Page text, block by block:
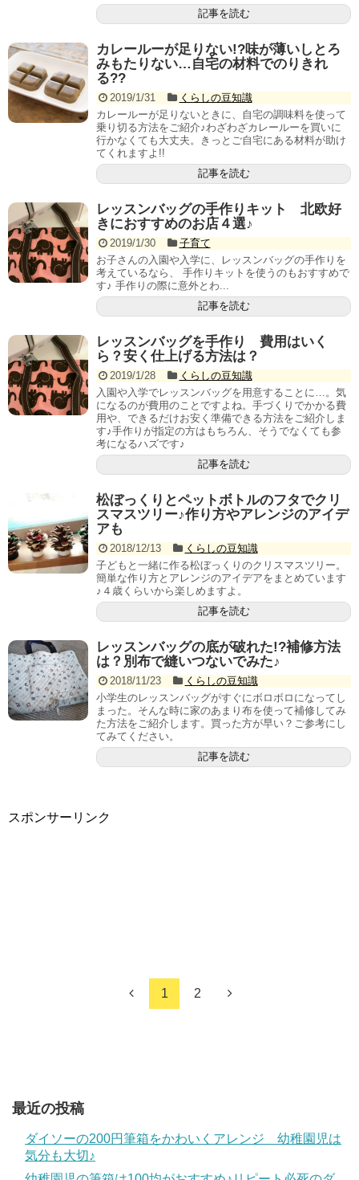
記事を読む
カレールーが足りない!?味が薄いしとろ
みもたりない…自宅の材料でのりきれ
る??
2019/1/31
くらしの豆知識
カレールーが足りないときに、自宅の調味料を使って
乗り切る方法をご紹介♪わざわざカレールーを買いに
行かなくても大丈夫。きっとご自宅にある材料が助け
てくれますよ!!
記事を読む
レッスンバッグの手作りキット 北欧好
きにおすすめのお店４選♪
2019/1/30
子育て
お子さんの入園や入学に、レッスンバッグの手作りを
考えているなら、 手作りキットを使うのもおすすめで
す♪ 手作りの際に意外とわ...
記事を読む
レッスンバッグを手作り 費用はいく
ら？安く仕上げる方法は？
2019/1/28
くらしの豆知識
入園や入学でレッスンバッグを用意することに…。気
になるのが費用のことですよね。手づくりでかかる費
用や、できるだけお安く準備できる方法をご紹介しま
す♪手作りが指定の方はもちろん、そうでなくても参
考になるハズです♪
記事を読む
松ぼっくりとペットボトルのフタでクリ
スマスツリー♪作り方やアレンジのアイデ
アも
2018/12/13
くらしの豆知識
子どもと一緒に作る松ぼっくりのクリスマスツリー。
簡単な作り方とアレンジのアイデアをまとめています
♪４歳くらいから楽しめますよ。
記事を読む
レッスンバッグの底が破れた!?補修方法
は？別布で縫いつないでみた♪
2018/11/23
くらしの豆知識
小学生のレッスンバッグがすぐにボロボロになってし
まった。そんな時に家のあまり布を使って補修してみ
た方法をご紹介します。買った方が早い？ご参考にし
てみてください。
記事を読む
スポンサーリンク
1 2
最近の投稿
ダイソーの200円筆箱をかわいくアレンジ 幼稚園児は
気分も大切♪